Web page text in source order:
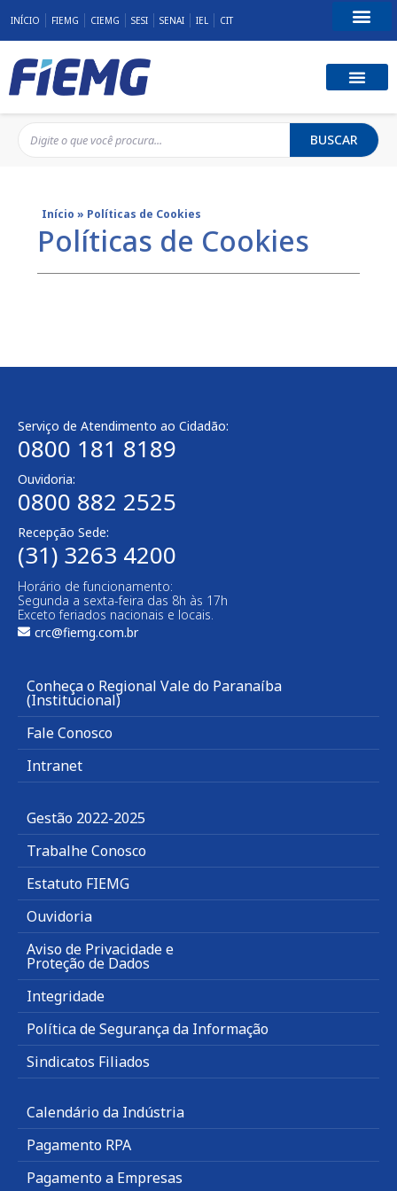
INÍCIO FIEMG CIEMG SESI SENAI IEL CIT
BUSCAR
Início » Políticas de Cookies
Políticas de Cookies
Serviço de Atendimento ao Cidadão:
0800 181 8189
Ouvidoria:
0800 882 2525
Recepção Sede:
(31) 3263 4200
Horário de funcionamento:
Segunda a sexta-feira das 8h às 17h
Exceto feriados nacionais e locais.
crc@fiemg.com.br
Conheça o Regional Vale do Paranaíba
(Institucional)
Fale Conosco
Intranet
Gestão 2022-2025
Trabalhe Conosco
Estatuto FIEMG
Ouvidoria
Aviso de Privacidade e
Proteção de Dados
Integridade
Política de Segurança da Informação
Sindicatos Filiados
Calendário da Indústria
Pagamento RPA
Pagamento a Empresas